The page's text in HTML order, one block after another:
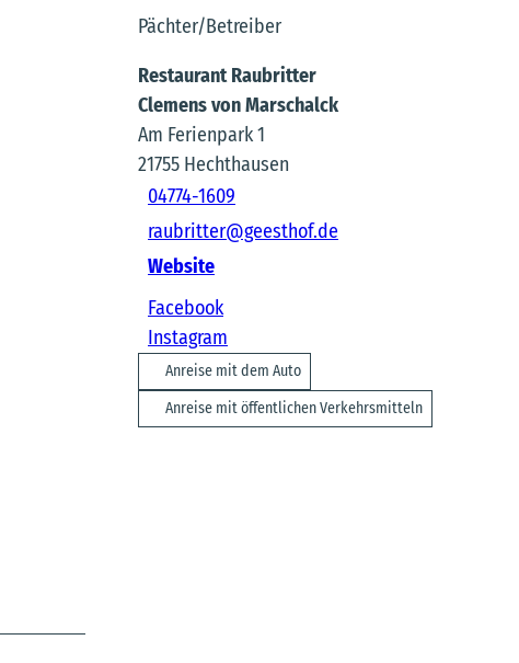
Pächter/Betreiber
Restaurant Raubritter
Clemens von Marschalck
Am Ferienpark 1
21755 Hechthausen
04774-1609
raubritter@geesthof.de
Website
Facebook
Instagram
Anreise mit dem Auto
Anreise mit öffentlichen Verkehrsmitteln